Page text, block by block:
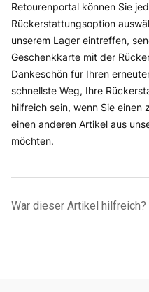
Retourenportal können Sie
Rückerstattungsoption
unserem Lager eintreffen,
Geschenkkarte mit der
Dankeschön für Ihren
schnellste Weg, Ihre
hilfreich sein, wenn Sie
einen anderen Artikel aus
möchten.
War dieser Artikel hilfreich?